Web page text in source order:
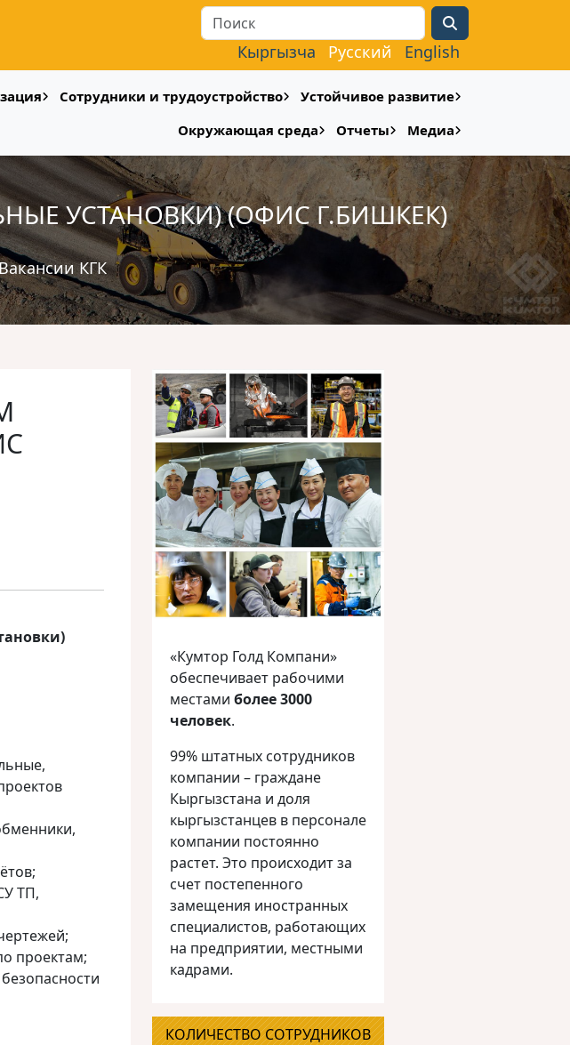
Search
Кыргызча Русский English
Сотрудники и трудоустройство
Устойчивое развитие
Окружающая среда
Отчеты Медиа
УСТАНОВКИ) (ОФИС Г.БИШКЕК)
КГК
ТП,
проектам;
«Кумтор Голд Компани»
обеспечивает рабочими
местами более 3000
человек.
99% штатных сотрудников
компании – граждане
Кыргызстана и доля
кыргызстанцев в персонале
компании постоянно
растет. Это происходит за
счет постепенного
замещения иностранных
специалистов, работающих
на предприятии, местными
кадрами.
КОЛИЧЕСТВО СОТРУДНИКОВ